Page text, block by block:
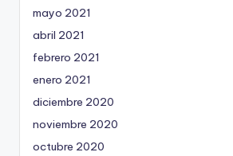
mayo 2021
abril 2021
febrero 2021
enero 2021
diciembre 2020
noviembre 2020
octubre 2020